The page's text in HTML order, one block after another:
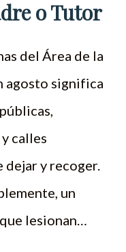
o Tutor
del Área de la
agosto significa
calles
dejar y recoger.
un
lesionan…